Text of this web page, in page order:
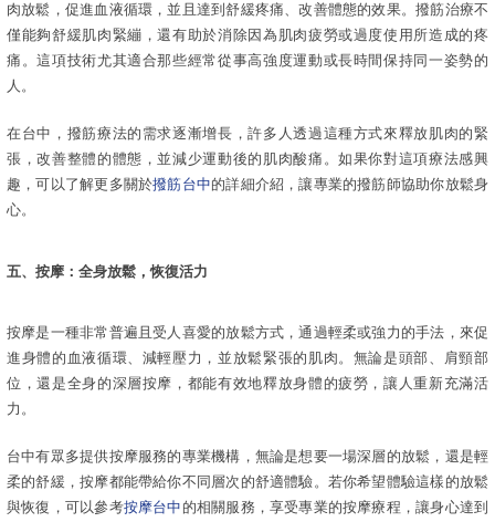
肉放鬆，促進血液循環，並且達到舒緩疼痛、改善體態的效果。撥筋治療不
僅能夠舒緩肌肉緊繃，還有助於消除因為肌肉疲勞或過度使用所造成的疼
痛。這項技術尤其適合那些經常從事高強度運動或長時間保持同一姿勢的
人。
在台中，撥筋療法的需求逐漸增長，許多人透過這種方式來釋放肌肉的緊
張，改善整體的體態，並減少運動後的肌肉酸痛。如果你對這項療法感興
趣，可以了解更多關於撥筋台中的詳細介紹，讓專業的撥筋師協助你放鬆身
心。
五、按摩：全身放鬆，恢復活力
按摩是一種非常普遍且受人喜愛的放鬆方式，通過輕柔或強力的手法，來促
進身體的血液循環、減輕壓力，並放鬆緊張的肌肉。無論是頭部、肩頸部
位，還是全身的深層按摩，都能有效地釋放身體的疲勞，讓人重新充滿活
力。
台中有眾多提供按摩服務的專業機構，無論是想要一場深層的放鬆，還是輕
柔的舒緩，按摩都能帶給你不同層次的舒適體驗。若你希望體驗這樣的放鬆
與恢復，可以參考按摩台中 的相關服務，享受專業的按摩療程，讓身心達到